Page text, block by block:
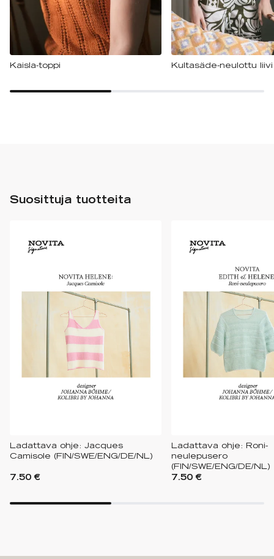
Kaisla-toppi Kultasäde-neulottu liivi
Suosittuja tuotteita
Ladattava ohje: Jacques
Camisole (FIN/SWE/ENG/DE/NL)
7.50 €
Ladattava ohje: Roni-
neulepusero
(FIN/SWE/ENG/DE/NL)
7.50 €